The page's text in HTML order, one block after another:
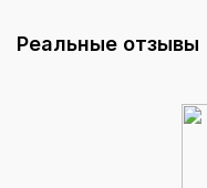
Реальные отзывы